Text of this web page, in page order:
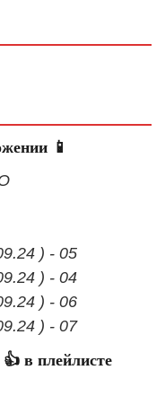
📱
) - 05
) - 04
) - 06
) - 07
в плейлисте